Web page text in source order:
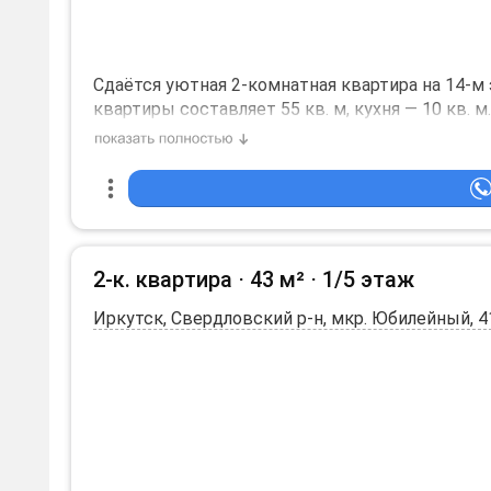
Сдаётся уютная 2-комнатная квартира на 14-
квартиры составляет 55 кв. м, кухня — 10 кв.
выходят на улицу, поэтому в квартире всегда
В квартире сделан косметический ремонт,
необходимая мебель. Из техники —
любители расслабляющих водных процедур.
наземная парковка, поэтому можно не
2-к. квартира ⋅ 43 м² ⋅ 1/5 этаж
Иркутск, Свердловский р-н, мкр. Юбилейный,